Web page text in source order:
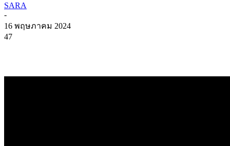
SARA
-
16 พฤษภาคม 2024
47